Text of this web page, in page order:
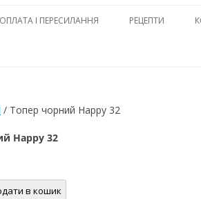
ОПЛАТА І ПЕРЕСИЛАННЯ РЕЦЕПТИ
АБО ЯК
/ Топер чорний Happy 32
Happy 32
в кошик